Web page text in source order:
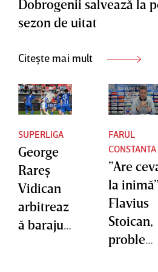
Dobrogenii salvează la
sezon de uitat
Citește mai mult
SUPERLIGA
George
Rareş
Vidican
arbitreaz
ă barajul
FARUL
CONSTANTA
”Are
la
Flavius
Stoican,
problem